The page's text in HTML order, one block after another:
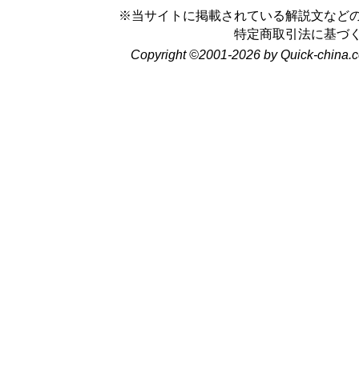
※当サイトに掲載されている解説文など
特定商取引法に基づ
Copyright ©2001-2026 by Quick-